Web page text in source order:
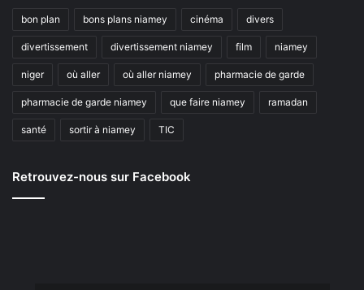
bon plan bons plans niamey cinéma divers
divertissement divertissement niamey film niamey
niger où aller où aller niamey pharmacie de garde
pharmacie de garde niamey que faire niamey ramadan
santé sortir à niamey TIC
Retrouvez-nous sur Facebook